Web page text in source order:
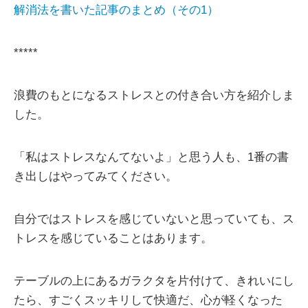
解消法を書いた記事のまとめ（その1）
*****
浪費のもとになるストレスとの付き合い方を紹介しま
した。
「私はストレスなんてないよ」と思う人も、1番の書
き出しはやってみてください。
自分ではストレスを感じていないと思っていても、ス
トレスを感じていることはあります。
テーブルの上にあるガラクタを片付けて、きれいにし
たら、すごくスッキリして快適だ、心が軽くなった